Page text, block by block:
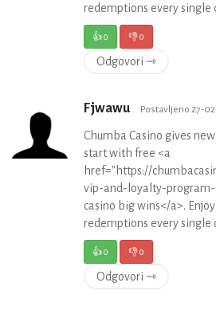
redemptions every single
👍0 👎0
Odgovori ⇾
Fjwawu Postavljeno 27-
Chumba Casino gives
start with free <a
href="https://
vip-and-loyalty-
casino big wins</a>.
redemptions every single
👍0 👎0
Odgovori ⇾